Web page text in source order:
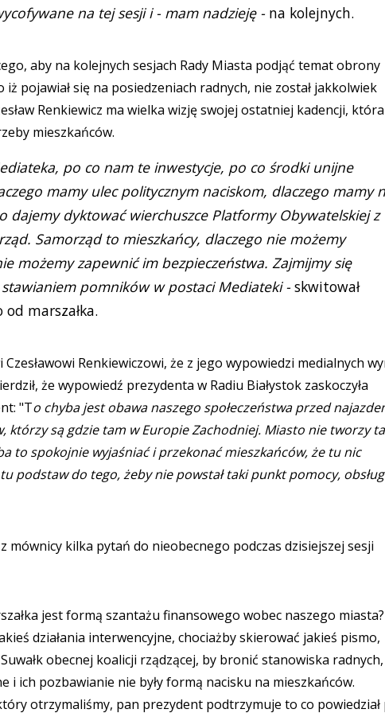
na tej sesji i - mam nadzieję - na kolejnych.
aby na kolejnych sesjach Rady Miasta podjąć temat obrony
pojawiał się na posiedzeniach radnych, nie został jakkolwiek
Renkiewicz ma wielka wizję swojej ostatniej kadencji, która
mieszkańców.
po co nam te inwestycje, po co środki unijne
mamy ulec politycznym naciskom, dlaczego mamy
dajemy dyktować wierchuszce Platformy Obywatelskiej z
Samorząd to mieszkańcy, dlaczego nie możemy
możemy zapewnić im bezpieczeństwa. Zajmijmy się
pomników w postaci Mediateki - skwitował
marszałka.
Renkiewiczowi, że z jego wypowiedzi medialnych
że wypowiedź prezydenta w Radiu Białystok zaskoczyła
"To chyba jest obawa naszego społeczeństwa przed
którzy są gdzie tam w Europie Zachodniej. Miasto nie tworzy
to spokojnie wyjaśniać i przekonać mieszkańców, że tu nic
podstaw do tego, żeby nie powstał taki punkt pomocy,
mównicy kilka pytań do nieobecnego podczas dzisiejszej sesji
jest formą szantażu finansowego wobec naszego miasta?
działania interwencyjne, chociażby skierować jakieś pismo,
obecnej koalicji rządzącej, by bronić stanowiska radnych,
i ich pozbawianie nie były formą nacisku na mieszkańców.
otrzymaliśmy, pan prezydent podtrzymuje to co powiedział